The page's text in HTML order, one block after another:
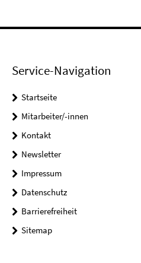
Service-Navigation
Startseite
Mitarbeiter/-innen
Kontakt
Newsletter
Impressum
Datenschutz
Barrierefreiheit
Sitemap